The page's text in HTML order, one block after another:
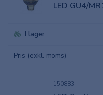
LED GU4/
I lager
Pris (exkl. moms)
150883